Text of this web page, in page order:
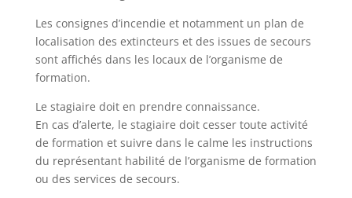
Les consignes d’incendie et notamment un plan de
localisation des extincteurs et des issues de secours
sont affichés dans les locaux de l’organisme de
formation.
Le stagiaire doit en prendre connaissance.
En cas d’alerte, le stagiaire doit cesser toute activité
de formation et suivre dans le calme les instructions
du représentant habilité de l’organisme de formation
ou des services de secours.